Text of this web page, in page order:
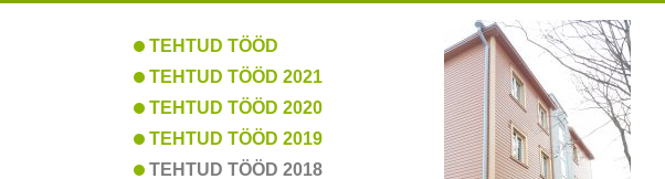
TEHTUD TÖÖD
TEHTUD TÖÖD 2021
TEHTUD TÖÖD 2020
TEHTUD TÖÖD 2019
TEHTUD TÖÖD 2018